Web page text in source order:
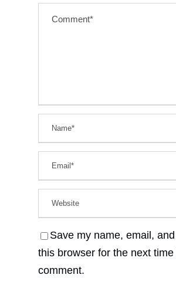
Save my name, email,
this browser for the next time
comment.